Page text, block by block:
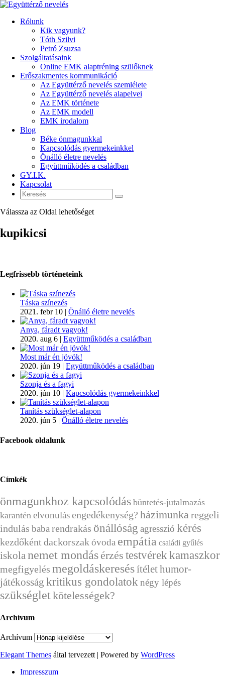
Rólunk
Kik vagyunk?
Tóth Szilvi
Petró Zsuzsa
Szolgáltatásaink
Online EMK alaptréning szülőknek
Erőszakmentes kommunikáció
Az Együttérző nevelés szemlélete
Az Együttérző nevelés alapelvei
Az EMK története
Az EMK modell
EMK irodalom
Blog
Béke önmagunkkal
Kapcsolódás gyermekeinkkel
Önálló életre nevelés
Együttműködés a családban
GY.I.K.
Kapcsolat
Válassza az Oldal lehetőséget
kupikicsi
Legfrissebb történeteink
Táska színezés
2021. febr 10 | Önálló életre nevelés
Anya, fáradt vagyok!
2020. aug 6 | Együttműködés a családban
Most már én jövök!
2020. jún 19 | Együttműködés a családban
Szonja és a fagyi
2020. jún 10 | Kapcsolódás gyermekeinkkel
Tanítás szükséglet-alapon
2020. jún 5 | Önálló életre nevelés
Facebook oldalunk
Címkék
önmagunkhoz kapcsolódás büntetés-jutalmazás
karantén elvonulásengedékenység? házimunkareggeli
indulás babarendrakás önállóság agresszió kérés
kezdőkéntdackorszakóvoda empátia családi gyűlés
iskolanemet mondás érzés testvérekkamaszkor
megfigyelés megoldáskeresésítélethumor-
játékosság kritikus gondolatoknégy lépés
szükségletkötelességek?
Archívum
Archívum
Elegant Themes által tervezett | Powered by WordPress
Impresszum